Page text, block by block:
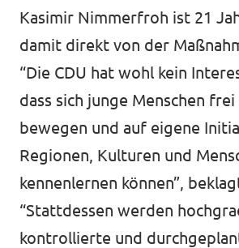
Kasimir Nimmerfroh ist 21
damit direkt von der
“Die CDU hat wohl kein
dass sich junge Menschen
bewegen und auf eigene
Regionen, Kulturen und
kennenlernen können”,
“Stattdessen werden
kontrollierte und